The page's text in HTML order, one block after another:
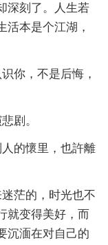
深刻了。人生若
活本是个江湖，
你，不是后悔，
剧。
的懷里，也許離
茫的，时光也不
就变得美好，而
沉湎在对自己的